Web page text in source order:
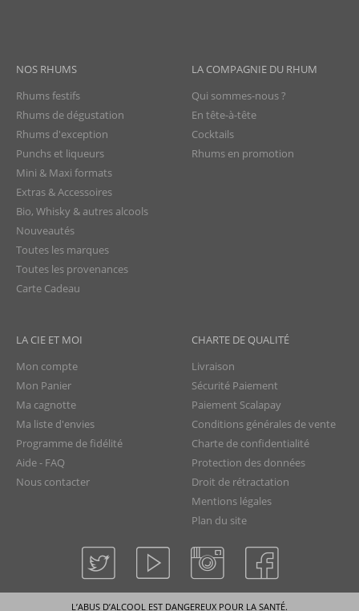
NOS RHUMS
Rhums festifs
Rhums de dégustation
Rhums d'exception
Punchs et liqueurs
Mini & Maxi formats
Extras & Accessoires
Bio, Whisky & autres alcools
Nouveautés
Toutes les marques
Toutes les provenances
Carte Cadeau
LA COMPAGNIE DU RHUM
Qui sommes-nous ?
En tête-à-tête
Cocktails
Rhums en promotion
LA CIE ET MOI
Mon compte
Mon Panier
Ma cagnotte
Ma liste d'envies
Programme de fidélité
Aide - FAQ
Nous contacter
CHARTE DE QUALITÉ
Livraison
Sécurité Paiement
Paiement Scalapay
Conditions générales de vente
Charte de confidentialité
Protection des données
Droit de rétractation
Mentions légales
Plan du site
La Compagnie du Rhum © tous droits réservés
L’ABUS D’ALCOOL EST DANGEREUX POUR LA SANTÉ.